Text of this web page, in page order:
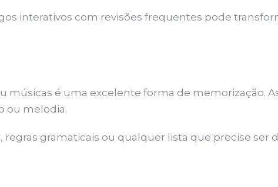
interativos com revisões frequentes pode
músicas é uma excelente forma de memorização.
ou melodia.
gramaticais ou qualquer lista que precise ser